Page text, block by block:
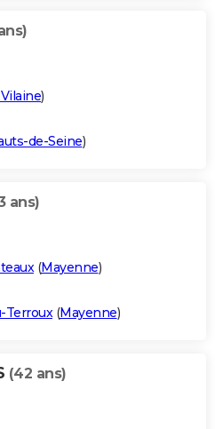
)
de-Seine)
ans)
(Mayenne)
Terroux(Mayenne)
(42 ans)